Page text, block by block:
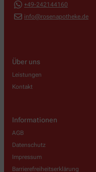
+49-242144160
info@rosenapotheke.de
Über uns
Leistungen
Kontakt
Informationen
AGB
Datenschutz
Impressum
Barrierefreiheitserklärung